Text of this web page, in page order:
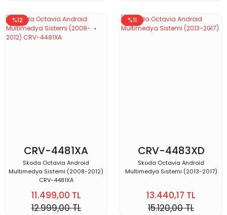
%12
CRV-4481XA
Skoda Octavia Android
Multimedya Sistemi (2008-2012)
CRV-4481XA
11.499,00 TL
12.999,00 TL
%11
CRV-4483XD
Skoda Octavia Android
Multimedya Sistemi (2013-2017)
13.440,17 TL
15.120,00 TL